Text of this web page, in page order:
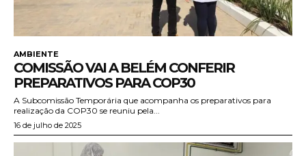
AMBIENTE
COMISSÃO VAI A BELÉM CONFERIR
PREPARATIVOS PARA COP30
A Subcomissão Temporária que acompanha os preparativos para
realização da COP30 se reuniu pela...
16 de julho de 2025